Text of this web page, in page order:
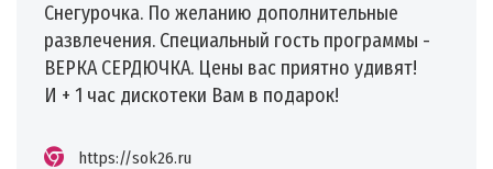
Снегурочка. По желанию дополнительные
развлечения. Специальный гость программы -
ВЕРКА СЕРДЮЧКА. Цены вас приятно удивят!
И + 1 час дискотеки Вам в подарок!
https://sok26.ru